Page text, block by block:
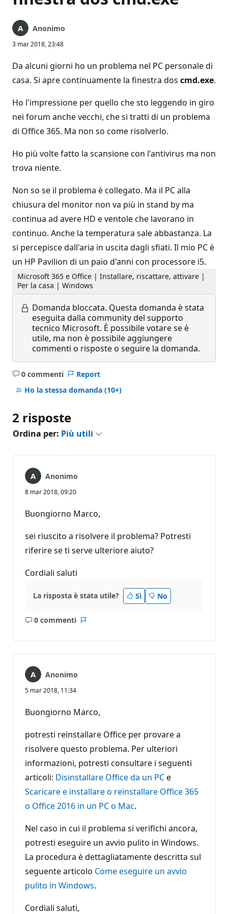
Anonimo
3 mar 2018, 23:48
Da alcuni giorni ho un problema nel PC personale di
casa. Si apre continuamente la finestra dos cmd.exe.
Ho l'impressione per quello che sto leggendo in giro
nei forum anche vecchi, che si tratti di un problema
di Office 365. Ma non so come risolverlo.
Ho più volte fatto la scansione con l'antivirus ma non
trova niente.
Non so se il problema è collegato. Ma il PC alla
chiusura del monitor non va più in stand by ma
continua ad avere HD e ventole che lavorano in
continuo. Anche la temperatura sale abbastanza. La
si percepisce dall'aria in uscita dagli sfiati. Il mio PC è
un HP Pavilion di un paio d'anni con processore i5.
Microsoft 365 e Office | Installare, riscattare, attivare |
Per la casa | Windows
Domanda bloccata. Questa domanda è stata
eseguita dalla community del supporto
tecnico Microsoft. È possibile votare se è
utile, ma non è possibile aggiungere
commenti o risposte o seguire la domanda.
0 commenti
Nessun
commento
Report
Ho la stessa domanda (10+)
2 risposte
Ordina per: Più utili
Anonimo
8 mar 2018, 09:20
Buongiorno Marco,
sei riuscito a risolvere il problema? Potresti
riferire se ti serve ulteriore aiuto?
Cordiali saluti
La risposta è stata utile? Sì No
0 commenti
Nessun
Anonimo
5 mar 2018, 11:34
Buongiorno Marco,
potresti reinstallare Office per provare a
risolvere questo problema. Per ulteriori
informazioni, potresti consultare i seguenti
articoli: Disinstallare Office da un PCe
Scaricare e installare o reinstallare Office 365
o Office 2016 in un PC o Mac.
Nel caso in cui il problema si verifichi ancora,
potresti eseguire un avvio pulito in Windows.
La procedura è dettagliatamente descritta sul
seguente articolo Come eseguire un avvio
pulito in Windows.
Cordiali saluti,